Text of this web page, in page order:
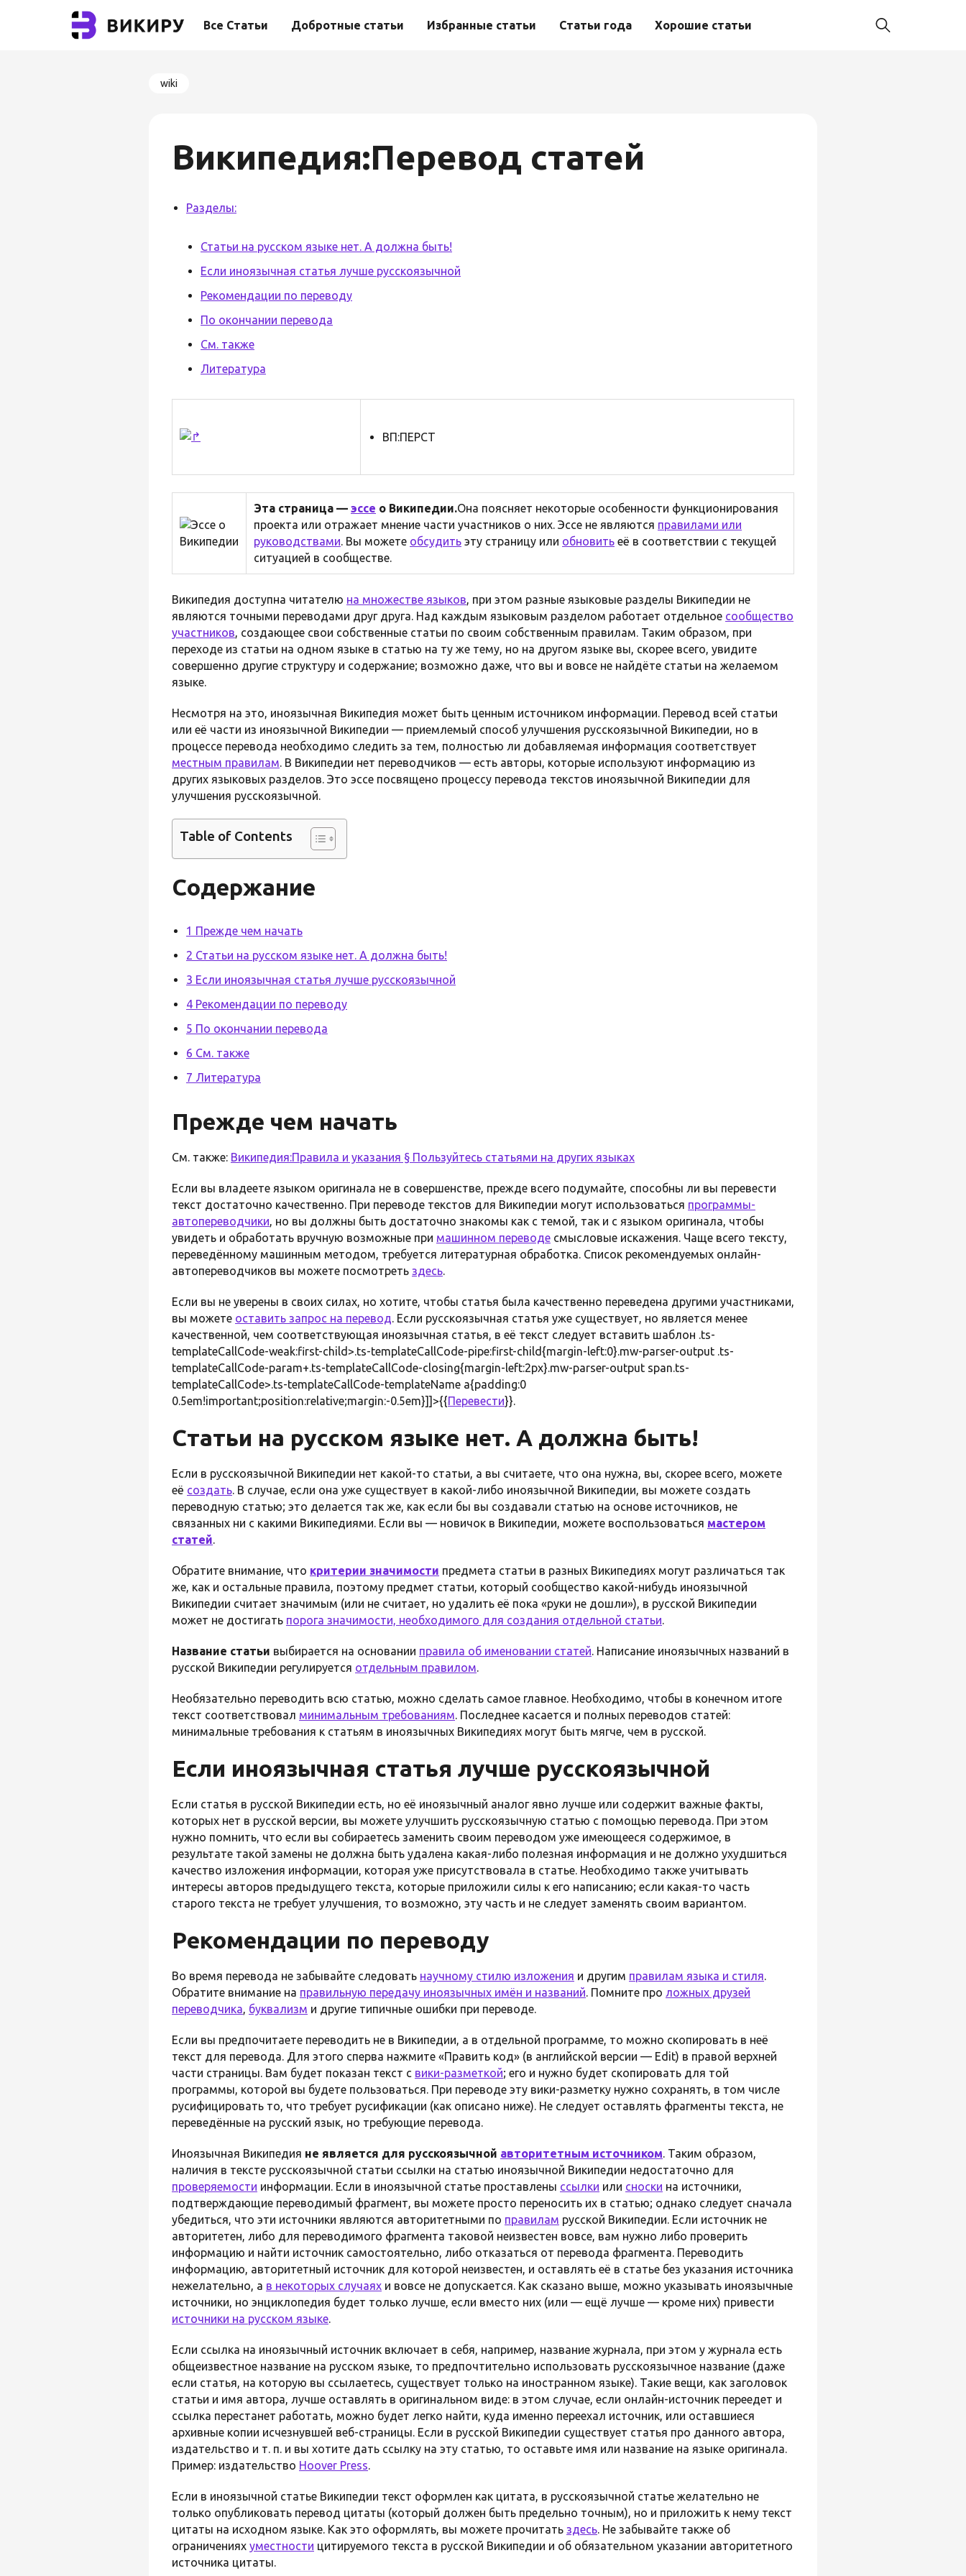
Все Статьи Добротные статьи Избранные статьи Статьи года Хорошие статьи
wiki
Википедия:Перевод статей
Разделы:
Статьи на русском языке нет. А должна быть!
Если иноязычная статья лучше русскоязычной
Рекомендации по переводу
По окончании перевода
См. также
Литература
ВП:ПЕРСТ
Эта страница — эссе о Википедии.Она поясняет некоторые особенности функционирования
проекта или отражает мнение части участников о них. Эссе не являются правилами или
руководствами. Вы можете обсудить эту страницу или обновить её в соответствии с текущей
ситуацией в сообществе.
Википедия доступна читателю на множестве языков, при этом разные языковые разделы Википедии не
являются точными переводами друг друга. Над каждым языковым разделом работает отдельное сообщество
участников, создающее свои собственные статьи по своим собственным правилам. Таким образом, при
переходе из статьи на одном языке в статью на ту же тему, но на другом языке вы, скорее всего, увидите
совершенно другие структуру и содержание; возможно даже, что вы и вовсе не найдёте статьи на желаемом
языке.
Несмотря на это, иноязычная Википедия может быть ценным источником информации. Перевод всей статьи
или её части из иноязычной Википедии — приемлемый способ улучшения русскоязычной Википедии, но в
процессе перевода необходимо следить за тем, полностью ли добавляемая информация соответствует
местным правилам. В Википедии нет переводчиков — есть авторы, которые используют информацию из
других языковых разделов. Это эссе посвящено процессу перевода текстов иноязычной Википедии для
улучшения русскоязычной.
Table of Contents
Содержание
1 Прежде чем начать
2 Статьи на русском языке нет. А должна быть!
3 Если иноязычная статья лучше русскоязычной
4 Рекомендации по переводу
5 По окончании перевода
6 См. также
7 Литература
Прежде чем начать
См. также: Википедия:Правила и указания § Пользуйтесь статьями на других языках
Если вы владеете языком оригинала не в совершенстве, прежде всего подумайте, способны ли вы перевести
текст достаточно качественно. При переводе текстов для Википедии могут использоваться программы-
автопереводчики, но вы должны быть достаточно знакомы как с темой, так и с языком оригинала, чтобы
увидеть и обработать вручную возможные при машинном переводе смысловые искажения. Чаще всего тексту,
переведённому машинным методом, требуется литературная обработка. Список рекомендуемых онлайн-
автопереводчиков вы можете посмотреть здесь.
Если вы не уверены в своих силах, но хотите, чтобы статья была качественно переведена другими участниками,
вы можете оставить запрос на перевод. Если русскоязычная статья уже существует, но является менее
качественной, чем соответствующая иноязычная статья, в её текст следует вставить шаблон .ts-
templateCallCode-weak:first-child>.ts-templateCallCode-pipe:first-child{margin-left:0}.mw-parser-output .ts-
templateCallCode-param+.ts-templateCallCode-closing{margin-left:2px}.mw-parser-output span.ts-
templateCallCode>.ts-templateCallCode-templateName a{padding:0
0.5em!important;position:relative;margin:-0.5em}]]>{{Перевести}}.
Статьи на русском языке нет. А должна быть!
Если в русскоязычной Википедии нет какой-то статьи, а вы считаете, что она нужна, вы, скорее всего, можете
её создать. В случае, если она уже существует в какой-либо иноязычной Википедии, вы можете создать
переводную статью; это делается так же, как если бы вы создавали статью на основе источников, не
связанных ни с какими Википедиями. Если вы — новичок в Википедии, можете воспользоваться мастером
статей.
Обратите внимание, что критерии значимости предмета статьи в разных Википедиях могут различаться так
же, как и остальные правила, поэтому предмет статьи, который сообщество какой-нибудь иноязычной
Википедии считает значимым (или не считает, но удалить её пока «руки не дошли»), в русской Википедии
может не достигать порога значимости, необходимого для создания отдельной статьи.
Название статьи выбирается на основании правила об именовании статей. Написание иноязычных названий в
русской Википедии регулируется отдельным правилом.
Необязательно переводить всю статью, можно сделать самое главное. Необходимо, чтобы в конечном итоге
текст соответствовал минимальным требованиям. Последнее касается и полных переводов статей:
минимальные требования к статьям в иноязычных Википедиях могут быть мягче, чем в русской.
Если иноязычная статья лучше русскоязычной
Если статья в русской Википедии есть, но её иноязычный аналог явно лучше или содержит важные факты,
которых нет в русской версии, вы можете улучшить русскоязычную статью с помощью перевода. При этом
нужно помнить, что если вы собираетесь заменить своим переводом уже имеющееся содержимое, в
результате такой замены не должна быть удалена какая-либо полезная информация и не должно ухудшиться
качество изложения информации, которая уже присутствовала в статье. Необходимо также учитывать
интересы авторов предыдущего текста, которые приложили силы к его написанию; если какая-то часть
старого текста не требует улучшения, то возможно, эту часть и не следует заменять своим вариантом.
Рекомендации по переводу
Во время перевода не забывайте следовать научному стилю изложения и другим правилам языка и стиля.
Обратите внимание на правильную передачу иноязычных имён и названий. Помните про ложных друзей
переводчика, буквализм и другие типичные ошибки при переводе.
Если вы предпочитаете переводить не в Википедии, а в отдельной программе, то можно скопировать в неё
текст для перевода. Для этого сперва нажмите «Править код» (в английской версии — Edit) в правой верхней
части страницы. Вам будет показан текст с вики-разметкой; его и нужно будет скопировать для той
программы, которой вы будете пользоваться. При переводе эту вики-разметку нужно сохранять, в том числе
русифицировать то, что требует русификации (как описано ниже). Не следует оставлять фрагменты текста, не
переведённые на русский язык, но требующие перевода.
Иноязычная Википедия не является для русскоязычной авторитетным источником. Таким образом,
наличия в тексте русскоязычной статьи ссылки на статью иноязычной Википедии недостаточно для
проверяемости информации. Если в иноязычной статье проставлены ссылки или сноски на источники,
подтверждающие переводимый фрагмент, вы можете просто переносить их в статью; однако следует сначала
убедиться, что эти источники являются авторитетными по правилам русской Википедии. Если источник не
авторитетен, либо для переводимого фрагмента таковой неизвестен вовсе, вам нужно либо проверить
информацию и найти источник самостоятельно, либо отказаться от перевода фрагмента. Переводить
информацию, авторитетный источник для которой неизвестен, и оставлять её в статье без указания источника
нежелательно, а в некоторых случаях и вовсе не допускается. Как сказано выше, можно указывать иноязычные
источники, но энциклопедия будет только лучше, если вместо них (или — ещё лучше — кроме них) привести
источники на русском языке.
Если ссылка на иноязычный источник включает в себя, например, название журнала, при этом у журнала есть
общеизвестное название на русском языке, то предпочтительно использовать русскоязычное название (даже
если статья, на которую вы ссылаетесь, существует только на иностранном языке). Такие вещи, как заголовок
статьи и имя автора, лучше оставлять в оригинальном виде: в этом случае, если онлайн-источник переедет и
ссылка перестанет работать, можно будет легко найти, куда именно переехал источник, или оставшиеся
архивные копии исчезнувшей веб-страницы. Если в русской Википедии существует статья про данного автора,
издательство и т. п. и вы хотите дать ссылку на эту статью, то оставьте имя или название на языке оригинала.
Пример: издательство Hoover Press.
Если в иноязычной статье Википедии текст оформлен как цитата, в русскоязычной статье желательно не
только опубликовать перевод цитаты (который должен быть предельно точным), но и приложить к нему текст
цитаты на исходном языке. Как это оформлять, вы можете прочитать здесь. Не забывайте также об
ограничениях уместности цитируемого текста в русской Википедии и об обязательном указании авторитетного
источника цитаты.